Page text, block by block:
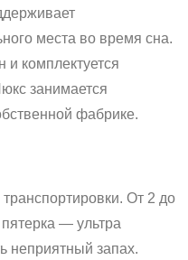
места во время сна.
комплектуется
занимается
фабрике.
От 2 до
— ультра
неприятный запах.